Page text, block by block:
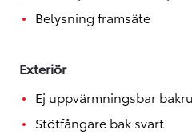
Belysning framsäte
Exteriör
Ej uppvärmningsbar
Stötfångare bak svart